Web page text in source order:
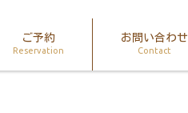
ご予約
Reservation
お問い合わせ
Contact